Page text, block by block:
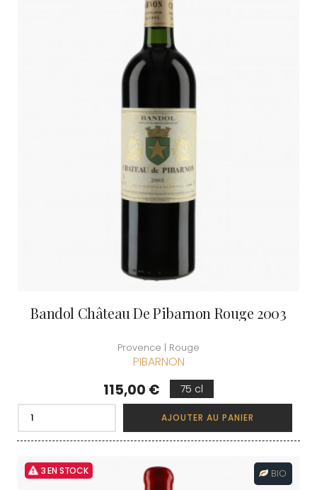
Bandol Château De Pibarnon Rouge 2003
Provence | Rouge
PIBARNON
Prix
115,00 € 75 cl
AJOUTER AU PANIER
3 EN STOCK BIO